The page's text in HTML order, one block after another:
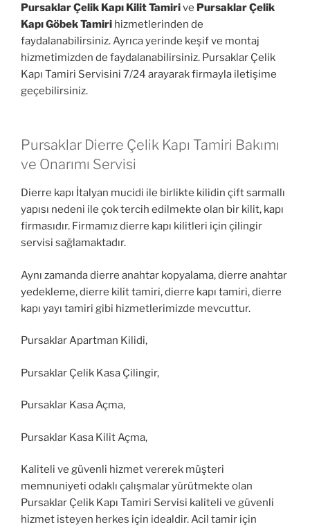
Pursaklar Çelik Kapı Kilit Tamirive Pursaklar Çelik
Kapı Göbek Tamiri hizmetlerinden de
faydalanabilirsiniz. Ayrıca yerinde keşif ve montaj
hizmetimizden de faydalanabilirsiniz. Pursaklar Çelik
Kapı Tamiri Servisini 7/24 arayarak firmayla iletişime
geçebilirsiniz.
Pursaklar Dierre Çelik Kapı Tamiri Bakımı
ve Onarımı Servisi
Dierre kapı İtalyan mucidi ile birlikte kilidin çift sarmallı
yapısı nedeni ile çok tercih edilmekte olan bir kilit, kapı
firmasıdır. Firmamız dierre kapı kilitleri için çilingir
servisi sağlamaktadır.
Aynı zamanda dierre anahtar kopyalama, dierre anahtar
yedekleme, dierre kilit tamiri, dierre kapı tamiri, dierre
kapı yayı tamiri gibi hizmetlerimizde mevcuttur.
Pursaklar Apartman Kilidi,
Pursaklar Çelik Kasa Çilingir,
Pursaklar Kasa Açma,
Pursaklar Kasa Kilit Açma,
Kaliteli ve güvenli hizmet vererek müşteri
memnuniyeti odaklı çalışmalar yürütmekte olan
Pursaklar Çelik Kapı Tamiri Servisi kaliteli ve güvenli
hizmet isteyen herkes için idealdir. Acil tamir için